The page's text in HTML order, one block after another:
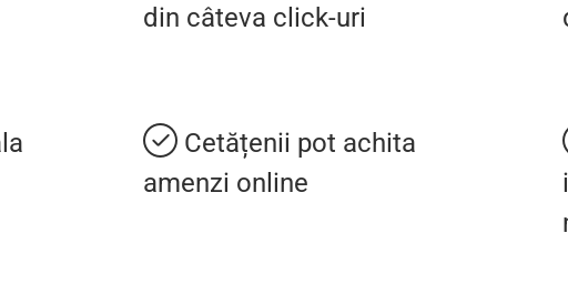
din câteva click-uri
Cetățenii pot achita
amenzi online